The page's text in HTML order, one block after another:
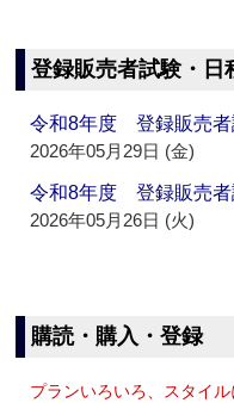
登録販売者試験・日
令和8年度 登録販売
2026年05月29日 (金)
令和8年度 登録販売
2026年05月26日 (火)
購読・購入・登録
プランいろいろ、スタイ